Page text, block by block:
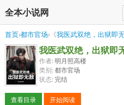
全本小说网
首页›都市官场›《我医武双绝，出狱即
我医武双绝，出狱即
作者:明月照高楼
类别:都市官场
状态: 完结
查看目录 开始阅读